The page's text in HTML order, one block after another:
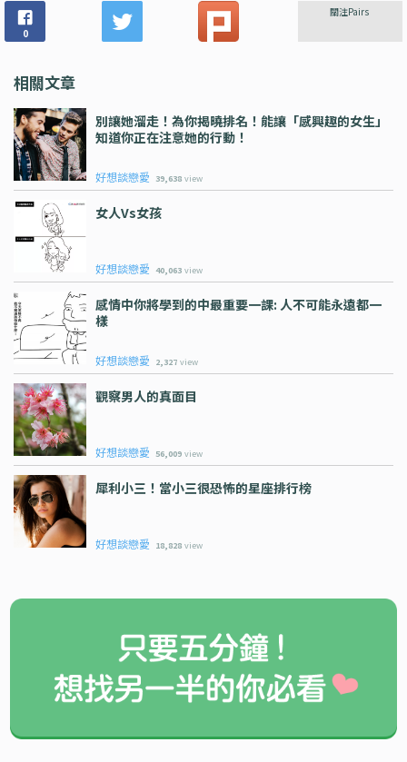
0
關注Pairs
相關文章
別讓她溜走！為你揭曉排名！能讓「感興趣的女生」
知道你正在注意她的行動！
好想談戀愛 39,638 view
女人vs女孩
好想談戀愛 40,063 view
感情中你將學到的中最重要一課: 人不可能永遠都一
樣
好想談戀愛 2,327 view
觀察男人的真面目
好想談戀愛 56,009 view
犀利小三！當小三很恐怖的星座排行榜
好想談戀愛 18,828 view